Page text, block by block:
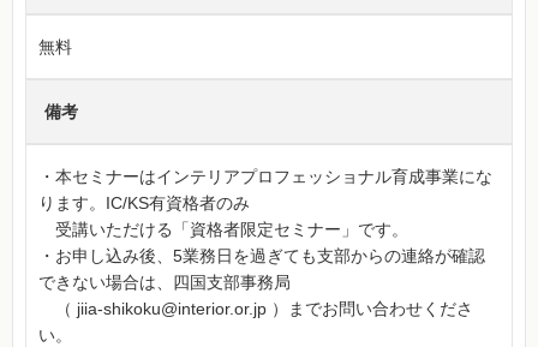
無料
備考
・本セミナーはインテリアプロフェッショナル育成事業にな
ります。IC/KS有資格者のみ
受講いただける「資格者限定セミナー」です。
・お申し込み後、5業務日を過ぎても支部からの連絡が確認
できない場合は、四国支部事務局
（ jiia-shikoku@interior.or.jp ）までお問い合わせくださ
い。